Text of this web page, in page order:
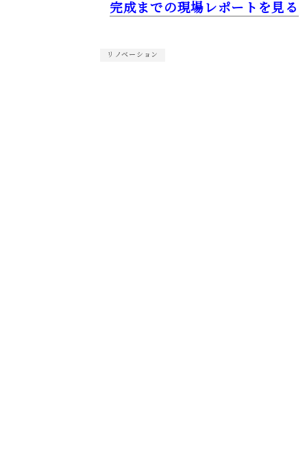
完成までの現場レポートを見る
リノベーション